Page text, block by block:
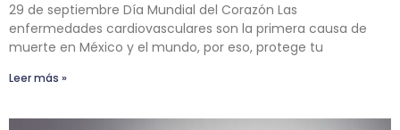
29 de septiembre Día Mundial del Corazón Las
enfermedades cardiovasculares son la primera causa de
muerte en México y el mundo, por eso, protege tu
Leer más »